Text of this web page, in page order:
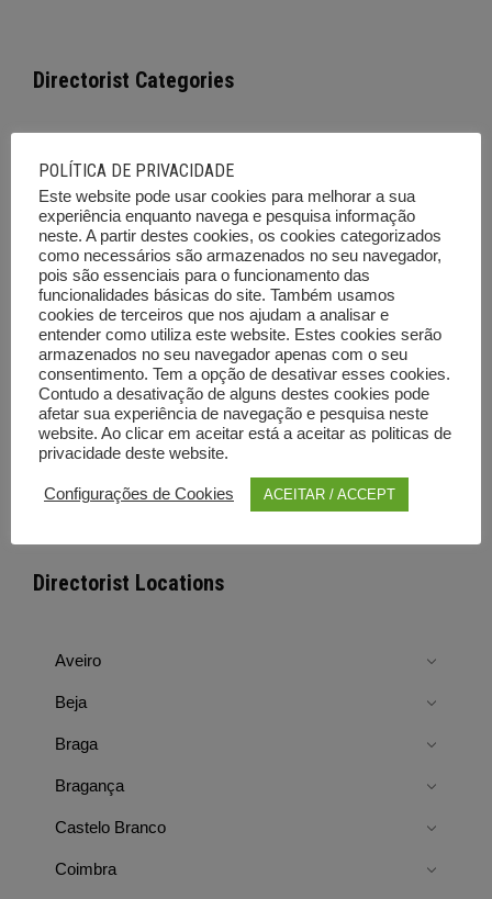
Directorist Categories
Empresas e Serviços
Cursos de Formação
Imóveis
Viaturas
Emprego
Ferramentas e Equipamentos
Diversos
Leilões e outras vendas
Directorist Locations
Aveiro
Beja
Braga
Bragança
Castelo Branco
Coimbra
POLÍTICA DE PRIVACIDADE
Este website pode usar cookies para melhorar a sua
experiência enquanto navega e pesquisa informação
neste. A partir destes cookies, os cookies categorizados
como necessários são armazenados no seu navegador,
pois são essenciais para o funcionamento das
funcionalidades básicas do site. Também usamos
cookies de terceiros que nos ajudam a analisar e
entender como utiliza este website. Estes cookies serão
armazenados no seu navegador apenas com o seu
consentimento. Tem a opção de desativar esses cookies.
Contudo a desativação de alguns destes cookies pode
afetar sua experiência de navegação e pesquisa neste
website. Ao clicar em aceitar está a aceitar as politicas de
privacidade deste website.
Configurações de Cookies ACEITAR / ACCEPT